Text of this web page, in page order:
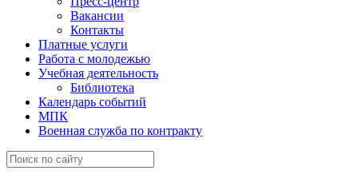
Вакансии
Контакты
Платные услуги
Работа с молодежью
Учебная деятельность
Библиотека
Календарь событий
МПК
Военная служба по контракту